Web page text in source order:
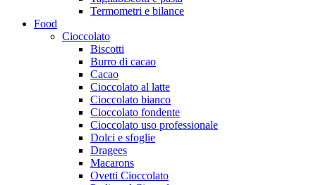
Termometri e bilance
Food
Cioccolato
Biscotti
Burro di cacao
Cacao
Cioccolato al latte
Cioccolato bianco
Cioccolato fondente
Cioccolato uso professionale
Dolci e sfoglie
Dragees
Macarons
Ovetti Cioccolato